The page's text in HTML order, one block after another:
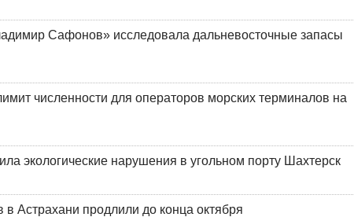
Сафонов» исследовала дальневосточные запасы
численности для операторов морских терминалов на
экологические нарушения в угольном порту Шахтерск
Астрахани продлили до конца октября